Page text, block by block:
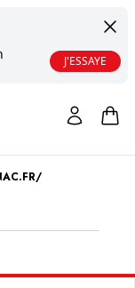
J'ESSAYE